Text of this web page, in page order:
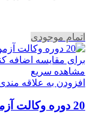
اتمام موجودی
برای مقایسه اضافه
مشاهده سریع
افزودن به علاقه
20 دوره وکالت آزمون اصول فقه – چتردانش